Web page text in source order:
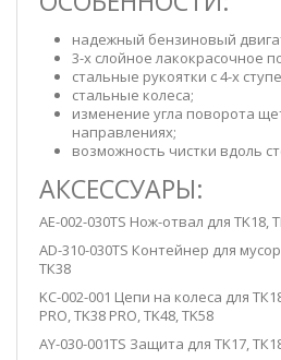
надежный бензиновый
3-х слойное лакокрасочное
стальные рукоятки с 4-х
стальные колеса;
изменение угла поворота
направлениях;
возможность чистки вдоль
АКСЕССУАРЫ:
AE-002-030TS Нож-отвал для TK18,
AD-310-030TS Контейнер для
ТК38
KC-002-001 Цепи на колеса для
PRO, TK38 PRO, TK48, TK58
AY-030-001TS Защита для TK17,